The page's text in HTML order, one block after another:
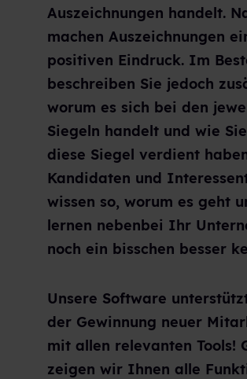
Auszeichnungen handelt.
machen Auszeichnungen
positiven Eindruck. Im
beschreiben Sie jedoch
worum es sich bei den
Siegeln handelt und wie
diese Siegel verdient
Kandidaten und
wissen so, worum es geht
lernen nebenbei Ihr
noch ein bisschen besser
Unsere Software
der Gewinnung neuer
mit allen relevanten Tools!
zeigen wir Ihnen alle